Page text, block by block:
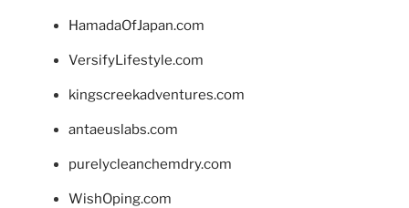
HamadaOfJapan.com
VersifyLifestyle.com
kingscreekadventures.com
antaeuslabs.com
purelycleanchemdry.com
WishOping.com